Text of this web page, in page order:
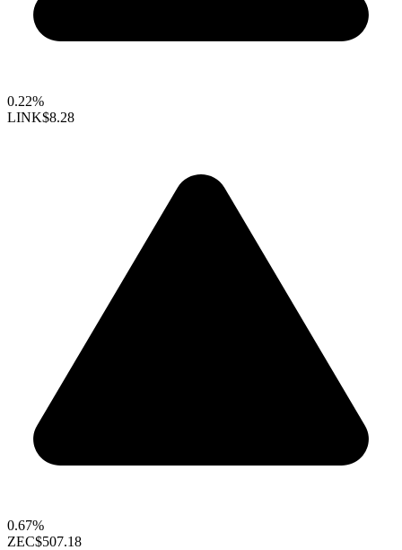
0.22%
LINK$8.28
0.67%
ZEC$507.18